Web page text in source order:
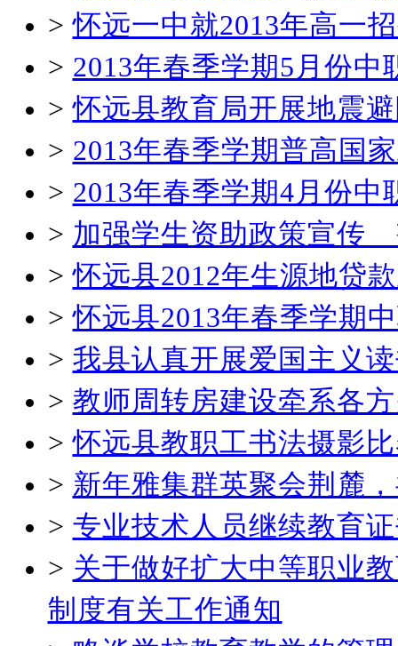
>怀远一中就2013年高一
> 2013年春季学期5月份中
>怀远县教育局开展地震
> 2013年春季学期普高国
> 2013年春季学期4月份
> 加强学生资助政策宣传
>怀远县2012年生源地贷
>怀远县2013年春季学期
> 我县认真开展爱国主义
> 教师周转房建设牵系各
>怀远县教职工书法摄影
> 新年雅集群英聚会荆麓
> 专业技术人员继续教育
> 关于做好扩大中等职业
制度有关工作通知